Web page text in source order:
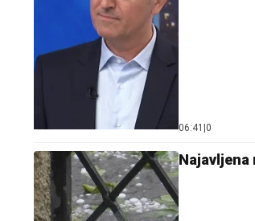
06:41 0
Najavljena